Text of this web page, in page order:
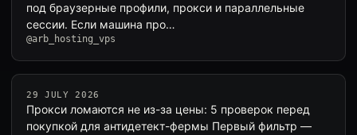
под браузерные профили, прокси и параллельные
сессии. Если машина про…
@arb_hosting_vps
29 JULY 2026
Прокси ломаются не из-за цены: 5 проверок перед
покупкой для антидетект-фермы Первый фильтр —